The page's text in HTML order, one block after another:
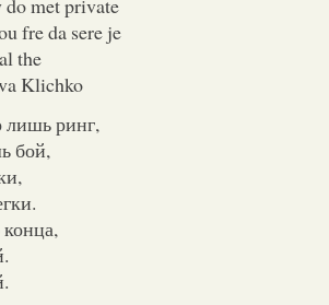
fre da sere je
the
Klichko
лишь ринг,
бой,